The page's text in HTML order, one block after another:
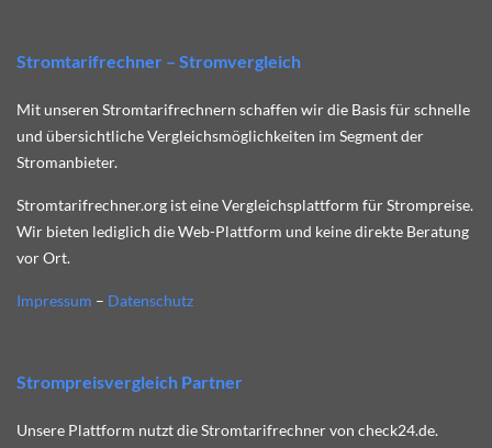
Stromtarifrechner – Stromvergleich
Mit unseren Stromtarifrechnern schaffen wir die Basis für schnelle
und übersichtliche Vergleichsmöglichkeiten im Segment der
Stromanbieter.
Stromtarifrechner.org ist eine Vergleichsplattform für Strompreise.
Wir bieten lediglich die Web-Plattform und keine direkte Beratung
vor Ort.
Impressum – Datenschutz
Strompreisvergleich Partner
Unsere Plattform nutzt die Stromtarifrechner von check24.de.